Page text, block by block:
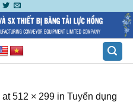
at512 × 299 in Tuyển dụng